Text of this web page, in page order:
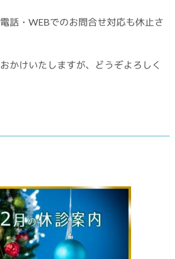
話・WEBでのお問合せ対応も休止さ
かけいたしますが、どうぞよろしく